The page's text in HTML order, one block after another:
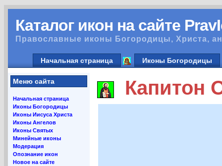
Каталог икон на сайте
Православные иконы Богородицы, Христа,
Начальная страница Иконы Богородицы
Меню сайта
Начальная страница
Иконы Богородицы
Иконы Иисуса Христа
Иконы Ангелов
Иконы Святых
Минейные иконы
Модерация
Опознание икон
Новое на сайте
Капитон